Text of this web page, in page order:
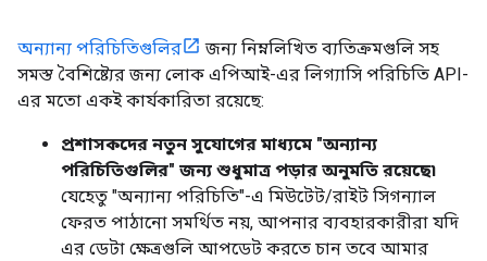
অন্যান্য পরিচিতিগুলির
জন্য নিম্নলিখিত ব্যতিক্রমগুলি সহ
সমস্ত বৈশিষ্ট্যের জন্য লোক এপিআই-এর লিগ্যাসি পরিচিতি API-
এর মতো একই কার্যকারিতা রয়েছে:
প্রশাসকদের নতুন সুযোগের মাধ্যমে "অন্যান্য
পরিচিতিগুলির" জন্য শুধুমাত্র পড়ার অনুমতি রয়েছে৷
যেহেতু "অন্যান্য পরিচিতি"-এ মিউটেট/রাইট সিগন্যাল
ফেরত পাঠানো সমর্থিত নয়, আপনার ব্যবহারকারীরা যদি
এর ডেটা ক্ষেত্রগুলি আপডেট করতে চান তবে আমার